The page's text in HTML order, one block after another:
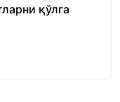
қўлга